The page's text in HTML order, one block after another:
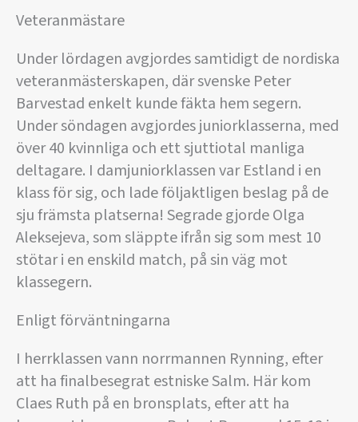
Veteranmästare
Under lördagen avgjordes samtidigt de nordiska
veteranmästerskapen, där svenske Peter
Barvestad enkelt kunde fäkta hem segern.
Under söndagen avgjordes juniorklasserna, med
över 40 kvinnliga och ett sjuttiotal manliga
deltagare. I damjuniorklassen var Estland i en
klass för sig, och lade följaktligen beslag på de
sju främsta platserna! Segrade gjorde Olga
Aleksejeva, som släppte ifrån sig som mest 10
stötar i en enskild match, på sin väg mot
klassegern.
Enligt förväntningarna
I herrklassen vann norrmannen Rynning, efter
att ha finalbesegrat estniske Salm. Här kom
Claes Ruth på en bronsplats, efter att ha